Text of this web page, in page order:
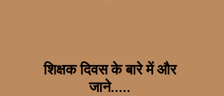
शिक्षक दिवस के बारे में और
जाने.....